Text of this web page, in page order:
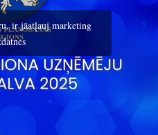
ir jāatļauj marketing